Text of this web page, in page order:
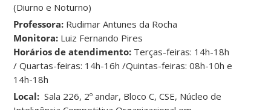
(Diurno e Noturno)
Professora: Rudimar Antunes da Rocha
Monitora: Luiz Fernando Pires
Horários de atendimento: Terças-feiras: 14h-18h
/ Quartas-feiras: 14h-16h /Quintas-feiras: 08h-10h e
14h-18h
Local: Sala 226, 2º andar, Bloco C, CSE, Núcleo de